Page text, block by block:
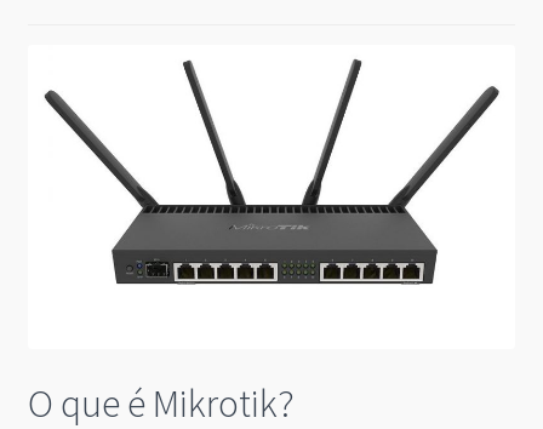
O que é Mikrotik?